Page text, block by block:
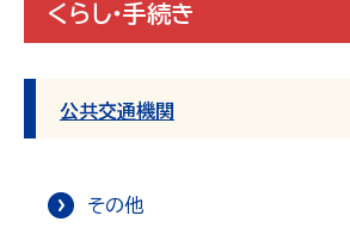
くらし・手続き
公共交通機関
その他